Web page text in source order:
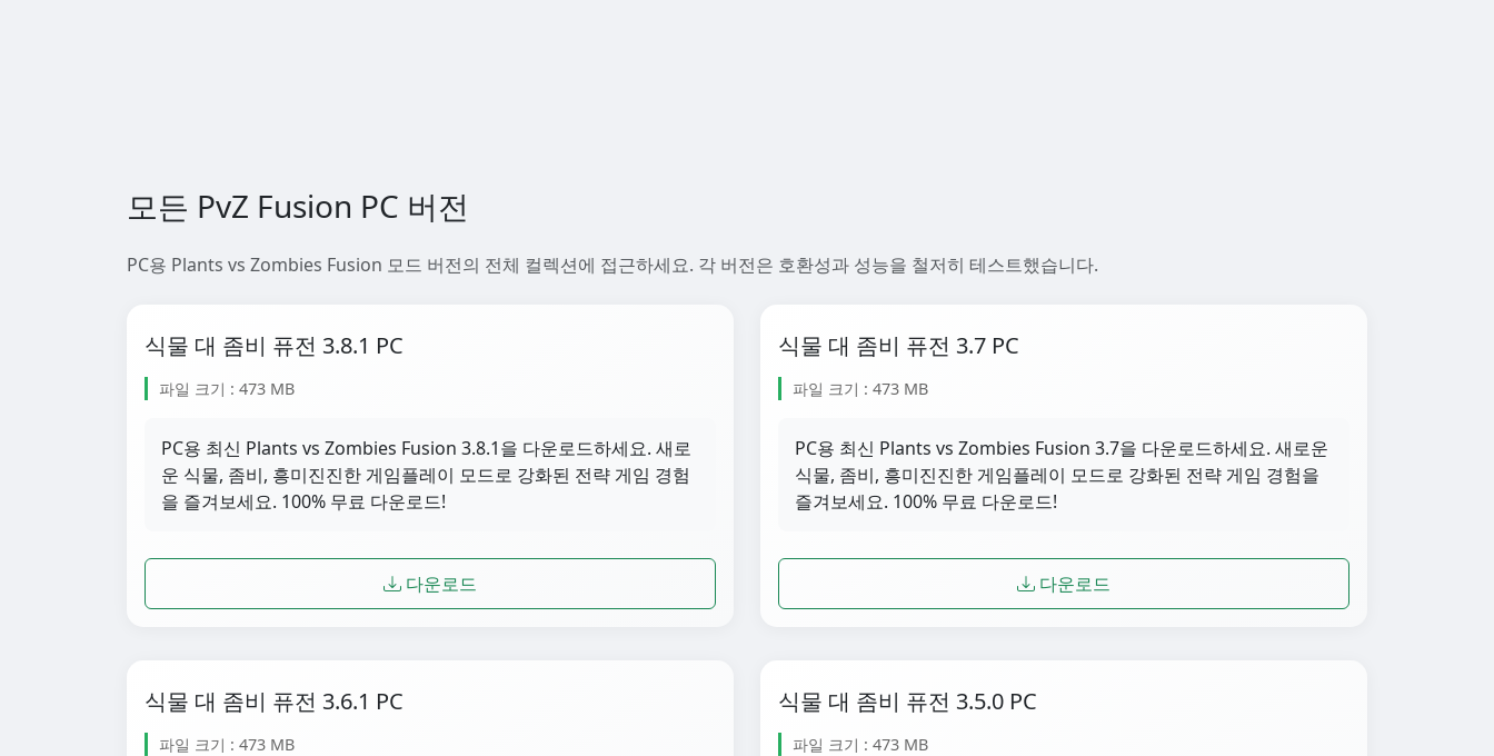
모든 PvZ Fusion PC 버전
PC용 Plants vs Zombies Fusion 모드 버전의 전체 컬렉션에 접근하세요. 각 버전은 호환성과 성능을 철저히 테스트했습니다.
식물 대 좀비 퓨전 3.8.1 PC
파일 크기 : 473 MB
PC용 최신 Plants vs Zombies Fusion 3.8.1을 다운로드하세요. 새로
운 식물, 좀비, 흥미진진한 게임플레이 모드로 강화된 전략 게임 경험
을 즐겨보세요. 100% 무료 다운로드!
다운로드
식물 대 좀비 퓨전 3.7 PC
파일 크기 : 473 MB
PC용 최신 Plants vs Zombies Fusion 3.7을 다운로드하세요. 새로운
식물, 좀비, 흥미진진한 게임플레이 모드로 강화된 전략 게임 경험을
즐겨보세요. 100% 무료 다운로드!
다운로드
식물 대 좀비 퓨전 3.6.1 PC
파일 크기 : 473 MB
식물 대 좀비 퓨전 3.5.0 PC
파일 크기 : 473 MB